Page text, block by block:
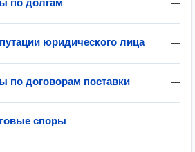
—
по долгам
—
юридического лица
—
по договорам поставки
—
споры